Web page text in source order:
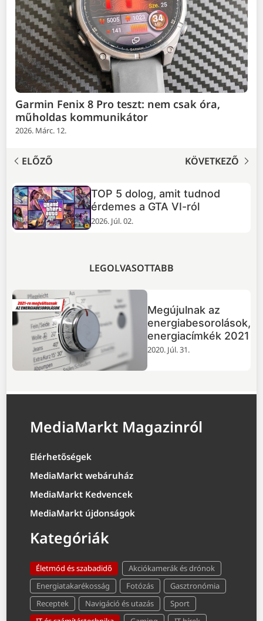
Garmin Fenix 8 Pro teszt: nem csak óra,
műholdas kommunikátor
2026. Márc. 12.
ELŐZŐ KÖVETKEZŐ
TOP 5 dolog, amit tudnod
érdemes a GTA VI-ról
2026. Júl. 02.
LEGOLVASOTTABB
Megújulnak az
energiabesorolások,
energiacímkék 2021
2020. Júl. 31.
MediaMarkt Magazinról
Elérhetőségek
MediaMarkt webáruház
MediaMarkt Kedvencek
MediaMarkt újdonságok
Kategóriák
Életmód és szabadidő
Akciókamerák és drónok
Energiatakarékosság
Fotózás
Gasztronómia
Receptek
Navigáció és utazás
Sport